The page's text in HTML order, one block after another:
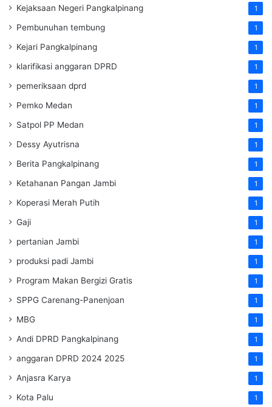
Kejaksaan Negeri Pangkalpinang 1
Pembunuhan tembung 1
Kejari Pangkalpinang 1
klarifikasi anggaran DPRD 1
pemeriksaan dprd 1
Pemko Medan 1
Satpol PP Medan 1
Dessy Ayutrisna 1
Berita Pangkalpinang 1
Ketahanan Pangan Jambi 1
Koperasi Merah Putih 1
Gaji 1
pertanian Jambi 1
produksi padi Jambi 1
Program Makan Bergizi Gratis 1
SPPG Carenang-Panenjoan 1
MBG 1
Andi DPRD Pangkalpinang 1
anggaran DPRD 2024 2025 1
Anjasra Karya 1
Kota Palu 1